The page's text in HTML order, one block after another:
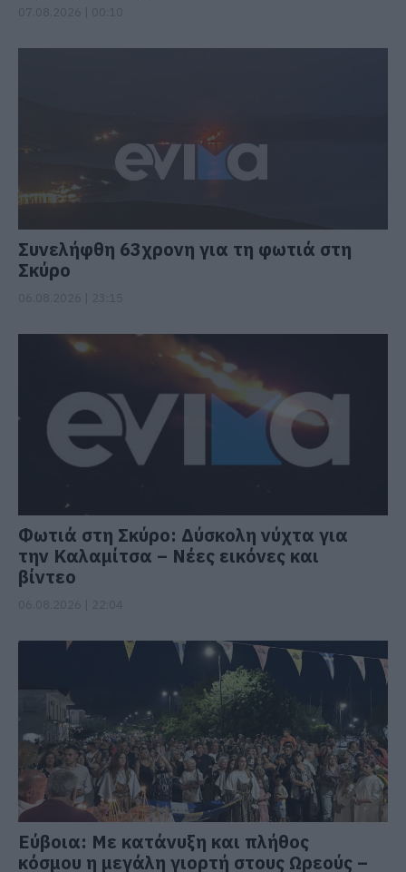
Συνελήφθη 63χρονη για τη φωτιά στη
Σκύρο
Φωτιά στη Σκύρο: Δύσκολη νύχτα για
την Καλαμίτσα – Νέες εικόνες και
βίντεο
Εύβοια: Με κατάνυξη και πλήθος
κόσμου η μεγάλη γιορτή στους Ωρεούς –